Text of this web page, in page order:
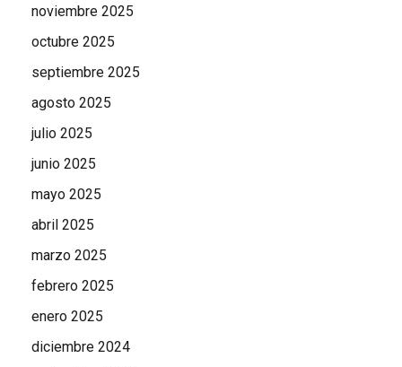
noviembre 2025
octubre 2025
septiembre 2025
agosto 2025
julio 2025
junio 2025
mayo 2025
abril 2025
marzo 2025
febrero 2025
enero 2025
diciembre 2024